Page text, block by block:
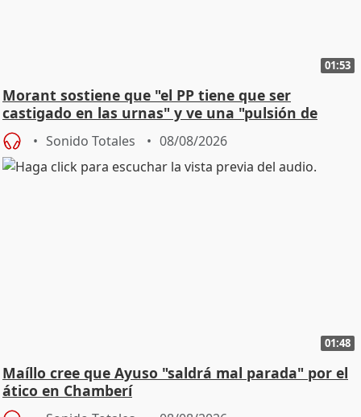
01:53
Morant sostiene que "el PP tiene que ser
castigado en las urnas" y ve una "pulsión de
cambio"
Sonido Totales 08/08/2026
01:48
Maíllo cree que Ayuso "saldrá mal parada" por el
ático en Chamberí